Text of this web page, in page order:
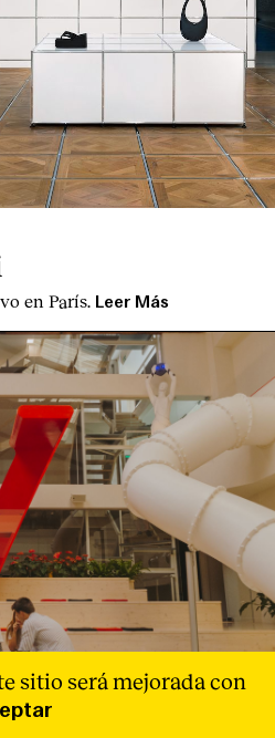
en París. Leer Más
diseña las
sitio será mejorada con